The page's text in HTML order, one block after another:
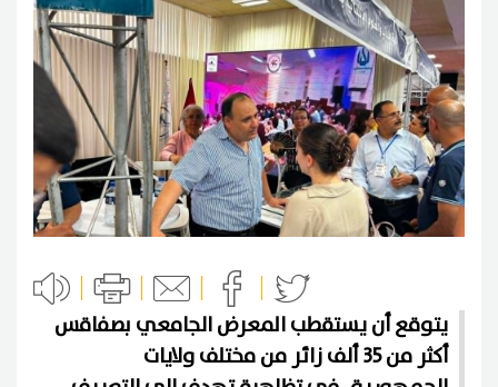
يتوقع أن يستقطب المعرض الجامعي بصفاقس
أكثر من 35 ألف زائر من مختلف ولايات